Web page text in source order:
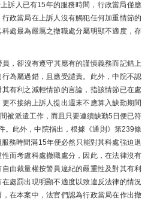
訴人已有15年的服務時間，行政當局僅應
政當局在上訴人沒有觸犯任何加重情節的
處最為嚴厲之撤職處分屬明顯不適度，存
，卻沒有遵守其應有的謹慎義務而記錯上
為屬過錯，且應受譴責。此外，中院不認
有利之減輕情節的言論，指該情節已在處
不接納上訴人提出週末不應算入缺勤期間
被派遣工作，而且只要連續缺勤5日便已符
。此外，中院指出，根據《通則》第239條
務時間滿15年便必然只能對其科處強迫退
而考慮科處撤職處分，因此，在法律沒有
由裁量權按警員違紀的嚴重性及對其有利
處罰出現明顯不適度以致違反法律的情況
在本案中，法官們認為行政當局在作出撤